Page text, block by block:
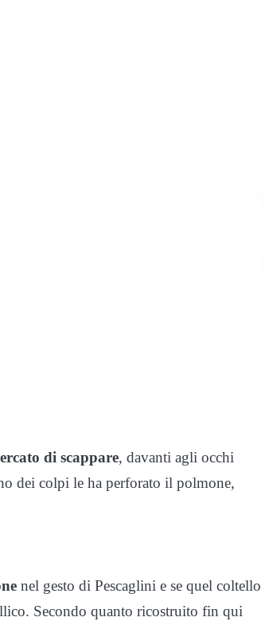
di scappare, davanti agli occhi
dei colpi le ha perforato il polmone,
nel gesto di Pescaglini e se quel coltello
Secondo quanto ricostruito fin qui